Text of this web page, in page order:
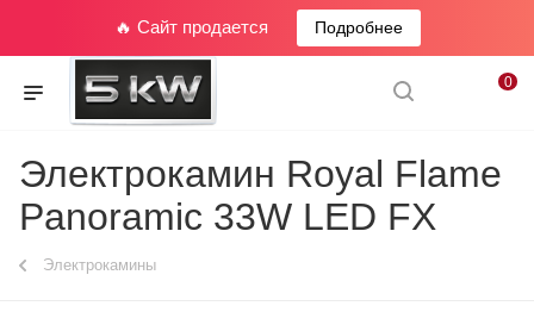
🔥 Сайт продается Подробнее
0
Электрокамин Royal Flame
Panoramic 33W LED FX
Электрокамины